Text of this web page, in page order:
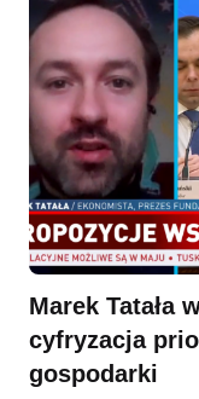
Marek Tatała
cyfryzacja
gospodarki